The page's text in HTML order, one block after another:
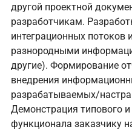
другой проектной
разработчикам.
интеграционных
разнородными
другие). Формирование
внедрения
разрабатываемых/
Демонстрация типового
функционала заказчику